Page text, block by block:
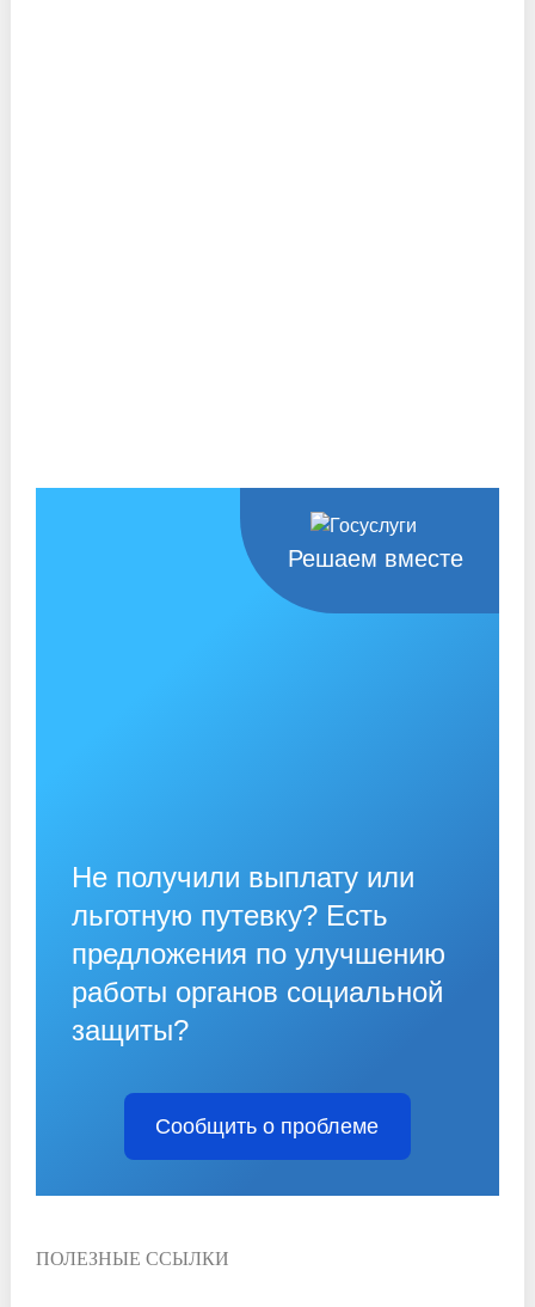
Решаем вместе
Не получили выплату или
льготную путевку? Есть
предложения по улучшению
работы органов социальной
защиты?
Сообщить о проблеме
ПОЛЕЗНЫЕ ССЫЛКИ